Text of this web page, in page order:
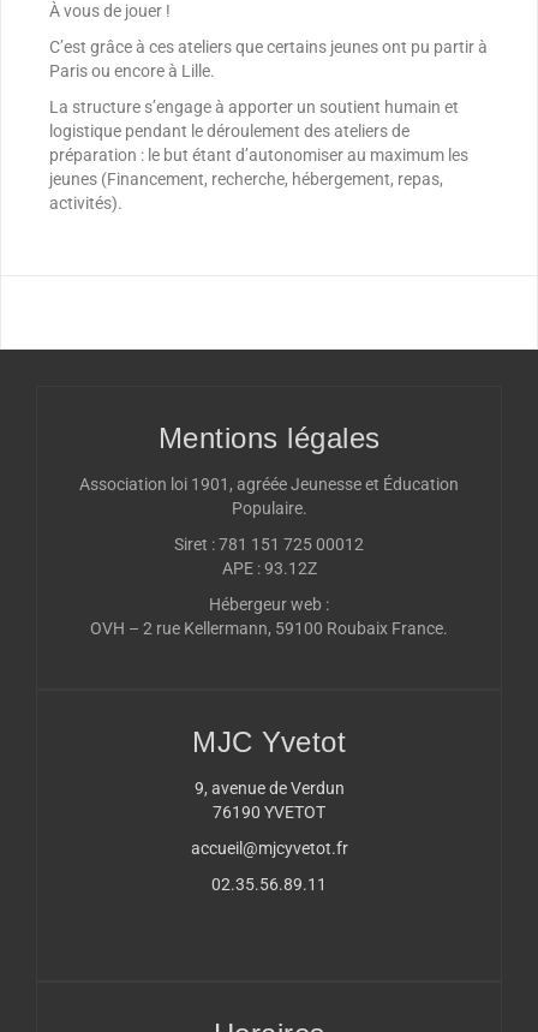
À vous de jouer !
C’est grâce à ces ateliers que certains jeunes ont pu partir à
Paris ou encore à Lille.
La structure s’engage à apporter un soutient humain et
logistique pendant le déroulement des ateliers de
préparation : le but étant d’autonomiser au maximum les
jeunes (Financement, recherche, hébergement, repas,
activités).
Mentions légales
Association loi 1901, agréée Jeunesse et Éducation
Populaire.
Siret : 781 151 725 00012
APE : 93.12Z
Hébergeur web :
OVH – 2 rue Kellermann, 59100 Roubaix France.
MJC Yvetot
9, avenue de Verdun
76190 YVETOT
accueil@mjcyvetot.fr
02.35.56.89.11